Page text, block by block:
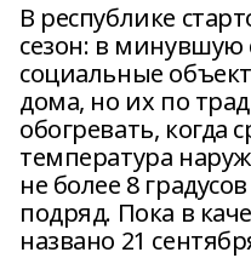
В республике
сезон: в минувшую
социальные
дома, но их по
обогревать, когда
температура
не более 8
подряд. Пока в
названо 21